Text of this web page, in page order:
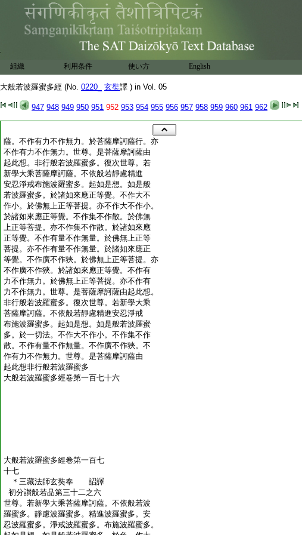
組織 利用条件 使い方 English
大般若波羅蜜多經 (No. 0220_ 玄奘譯 ) in Vol. 05
947 948 949 950 951 952 953 954 955 956 957 958 959 960 961 962
薩。不作有力不作無力。於菩薩摩訶薩行。亦
不作有力不作無力。世尊。是菩薩摩訶薩由
起此想。非行般若波羅蜜多。復次世尊。若
新學大乘菩薩摩訶薩。不依般若靜慮精進
安忍淨戒布施波羅蜜多。起如是想。如是般
若波羅蜜多。於諸如來應正等覺。不作大不
作小。於佛無上正等菩提。亦不作大不作小。
於諸如來應正等覺。不作集不作散。於佛無
上正等菩提。亦不作集不作散。於諸如來應
正等覺。不作有量不作無量。於佛無上正等
菩提。亦不作有量不作無量。於諸如來應正
等覺。不作廣不作狹。於佛無上正等菩提。亦
不作廣不作狹。於諸如來應正等覺。不作有
力不作無力。於佛無上正等菩提。亦不作有
力不作無力。世尊。是菩薩摩訶薩由起此想。
非行般若波羅蜜多。復次世尊。若新學大乘
菩薩摩訶薩。不依般若靜慮精進安忍淨戒
布施波羅蜜多。起如是想。如是般若波羅蜜
多。於一切法。不作大不作小。不作集不作
散。不作有量不作無量。不作廣不作狹。不
作有力不作無力。世尊。是菩薩摩訶薩由
起此想非行般若波羅蜜多
大般若波羅蜜多經卷第一百七十六
大般若波羅蜜多經卷第一百七
十七
＊三藏法師玄奘奉 詔譯
初分讃般若品第三十二之六
世尊。若新學大乘菩薩摩訶薩。不依般若波
羅蜜多。靜慮波羅蜜多。精進波羅蜜多。安
忍波羅蜜多。淨戒波羅蜜多。布施波羅蜜多。